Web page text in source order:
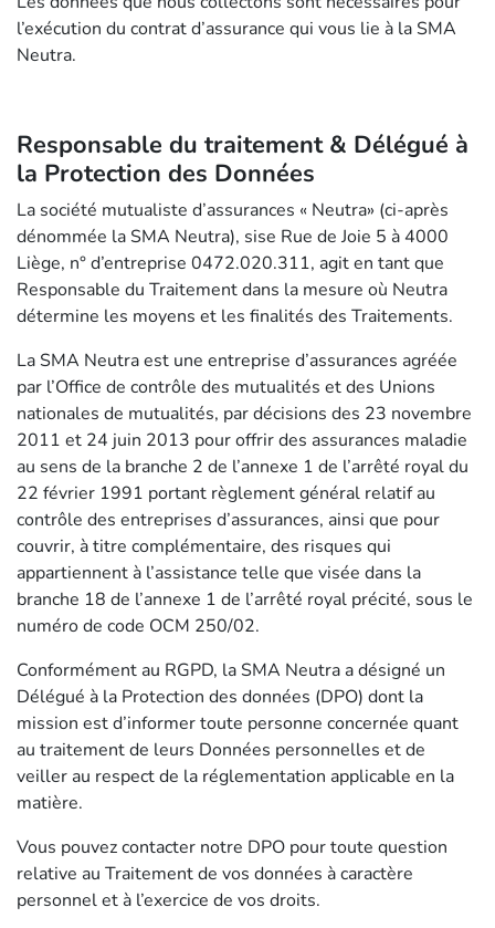
l’exécution du contrat d’assurance qui vous lie à la SMA
Neutra.
Responsable du traitement & Délégué à
la Protection des Données
La société mutualiste d’assurances « Neutra» (ci-après
dénommée la SMA Neutra), sise Rue de Joie 5 à 4000
Liège, n° d’entreprise 0472.020.311, agit en tant que
Responsable du Traitement dans la mesure où Neutra
détermine les moyens et les finalités des Traitements.
La SMA Neutra est une entreprise d’assurances agréée
par l’Office de contrôle des mutualités et des Unions
nationales de mutualités, par décisions des 23 novembre
2011 et 24 juin 2013 pour offrir des assurances maladie
au sens de la branche 2 de l’annexe 1 de l’arrêté royal du
22 février 1991 portant règlement général relatif au
contrôle des entreprises d’assurances, ainsi que pour
couvrir, à titre complémentaire, des risques qui
appartiennent à l’assistance telle que visée dans la
branche 18 de l’annexe 1 de l’arrêté royal précité, sous le
numéro de code OCM 250/02.
Conformément au RGPD, la SMA Neutra a désigné un
Délégué à la Protection des données (DPO) dont la
mission est d’informer toute personne concernée quant
au traitement de leurs Données personnelles et de
veiller au respect de la réglementation applicable en la
matière.
Vous pouvez contacter notre DPO pour toute question
relative au Traitement de vos données à caractère
personnel et à l’exercice de vos droits.